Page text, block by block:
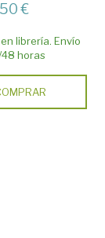
€
librería. Envío
horas